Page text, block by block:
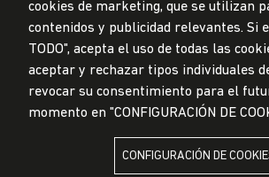
Diseñado porPartners
LA UNIVERSIDAD DE LIMA ES MIEMBRO DE
LA UNIVERSIDAD DE LIMA ESTÁ AFILIADA A
cookies de marketing, que se utilizan
contenidos y publicidad relevantes. Si
TODO", acepta el uso de todas las
aceptar y rechazar tipos individuales
revocar su consentimiento para el
momento en "CONFIGURACIÓN DE
CONFIGURACIÓN DE